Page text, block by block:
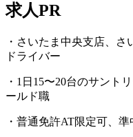
求人PR
・さいたま中央支店、
ドライバー
・1日15〜20台のサント
ールド職
・普通免許AT限定可、